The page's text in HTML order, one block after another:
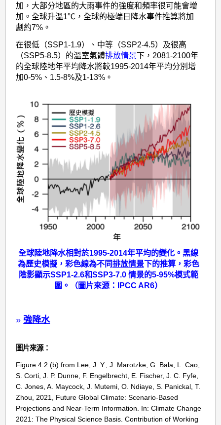
降
水
加，大部分地區的大雨事件的強度和頻率很可能會增
加。全球升溫1℃，全球的極端日降水事件推算將加
劇約7%。
在很低（SSP1-1.9）、中等（SSP2-4.5）及很高
（SSP5-8.5）的溫室氣體排放情景下，2081-2100年
的全球陸地年平均降水將較1995-2014年平均分別增
加0-5%、1.5-8%及1-13%。
全球陸地降水相對於1995-2014年平均的變化。黑線
為歷史模擬，彩色線為不同排放情景下的推算，彩色
陰影顯示SSP1-2.6和SSP3-7.0 情景的5-95%模式範
圍。（ 圖片來源 ：IPCC AR6）
» 強降水
圖片來源：
Figure 4.2 (b) from Lee, J. Y., J. Marotzke, G. Bala, L. Cao,
S. Corti, J. P. Dunne, F. Engelbrecht, E. Fischer, J. C. Fyfe,
C. Jones, A. Maycock, J. Mutemi, O. Ndiaye, S. Panickal, T.
Zhou, 2021, Future Global Climate: Scenario-Based
Projections and Near-Term Information. In: Climate Change
2021: The Physical Science Basis. Contribution of Working